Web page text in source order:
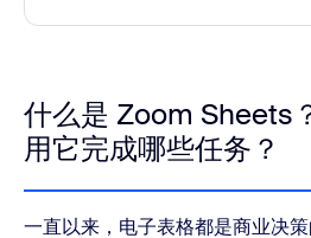
什么是 Zoom Sheets
用它完成哪些任务？
一直以来，电子表格都是商业决